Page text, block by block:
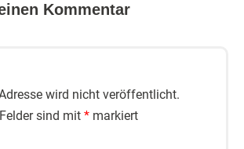
Kommentar
wird nicht veröffentlicht.
sind mit * markiert